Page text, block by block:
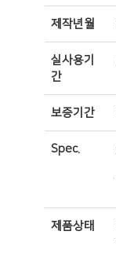
제작년월
실사용기
간
보증기간
Spec.
제품상태